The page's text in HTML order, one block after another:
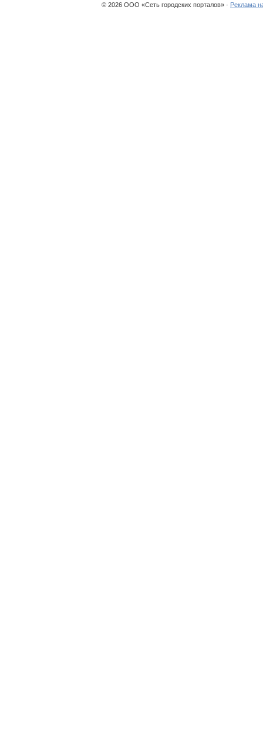
© 2026 ООО «Сеть городских порталов» · Реклама